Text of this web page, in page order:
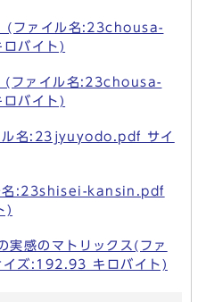
(ファイル名:23chousa-
バイト)
(ファイル名:23chousa-
バイト)
ル名:23jyuyodo.pdf サイ
名:23shisei-kansin.pdf
)
実感のマトリックス(ファ
ズ:192.93 キロバイト)